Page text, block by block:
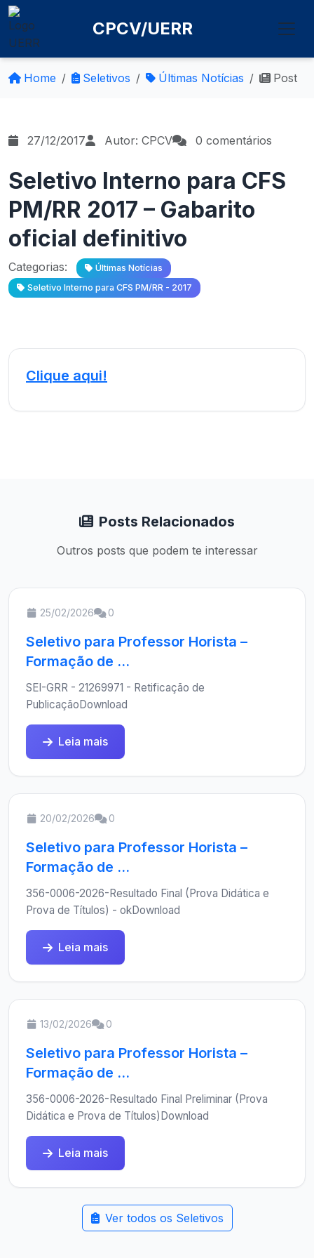
CPCV/UERR
Home Seletivos Últimas Notícias Post
27/12/2017 Autor: CPCV 0 comentários
Seletivo Interno para CFS
PM/RR 2017 – Gabarito
oficial definitivo
Categorias:
Últimas Notícias
Seletivo Interno para CFS PM/RR - 2017
Clique aqui!
Posts Relacionados
Outros posts que podem te interessar
25/02/2026 0
Seletivo para Professor Horista –
Formação de ...
SEI-GRR - 21269971 - Retificação de
PublicaçãoDownload
Leia mais
20/02/2026 0
Seletivo para Professor Horista –
Formação de ...
356-0006-2026-Resultado Final (Prova Didática e
Prova de Títulos) - okDownload
Leia mais
13/02/2026 0
Seletivo para Professor Horista –
Formação de ...
356-0006-2026-Resultado Final Preliminar (Prova
Didática e Prova de Títulos)Download
Leia mais
Ver todos os Seletivos